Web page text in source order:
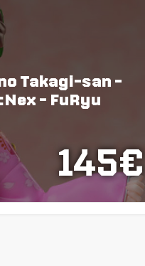
145€
Takagi-san -
- FuRyu